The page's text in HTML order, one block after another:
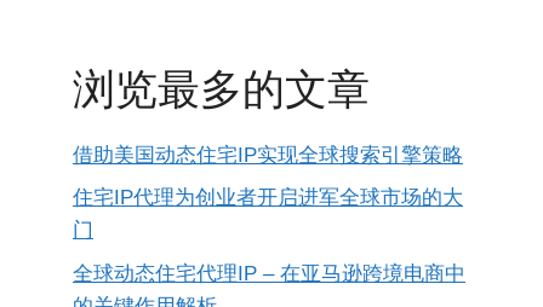
浏览最多的文章
借助美国动态住宅IP实现全球搜索引擎策略
住宅IP代理为创业者开启进军全球市场的大
门
全球动态住宅代理IP – 在亚马逊跨境电商中